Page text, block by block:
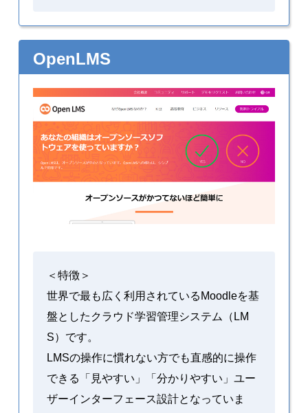
OpenLMS
＜特徴＞
世界で最も広く利用されているMoodleを基
盤としたクラウド学習管理システム（LM
S）です。
LMSの操作に慣れない方でも直感的に操作
できる「見やすい」「分かりやすい」ユー
ザーインターフェース設計となっていま